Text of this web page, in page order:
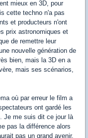
mieux en 3D, pour
cette techno n'a pas
et producteurs n'ont
prix astronomiques et
de remettre leur
nouvelle génération de
bien, mais la 3D en a
mais ses scénarios,
où par erreur le film a
ont gardé les
Je me suis dit ce jour là
pas la différence alors
pas un grand avenir.